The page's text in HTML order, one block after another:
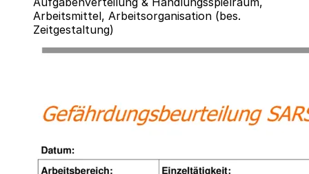
Arbeitsmittel, Arbeitsorganisation (bes.
Zeitgestaltung)